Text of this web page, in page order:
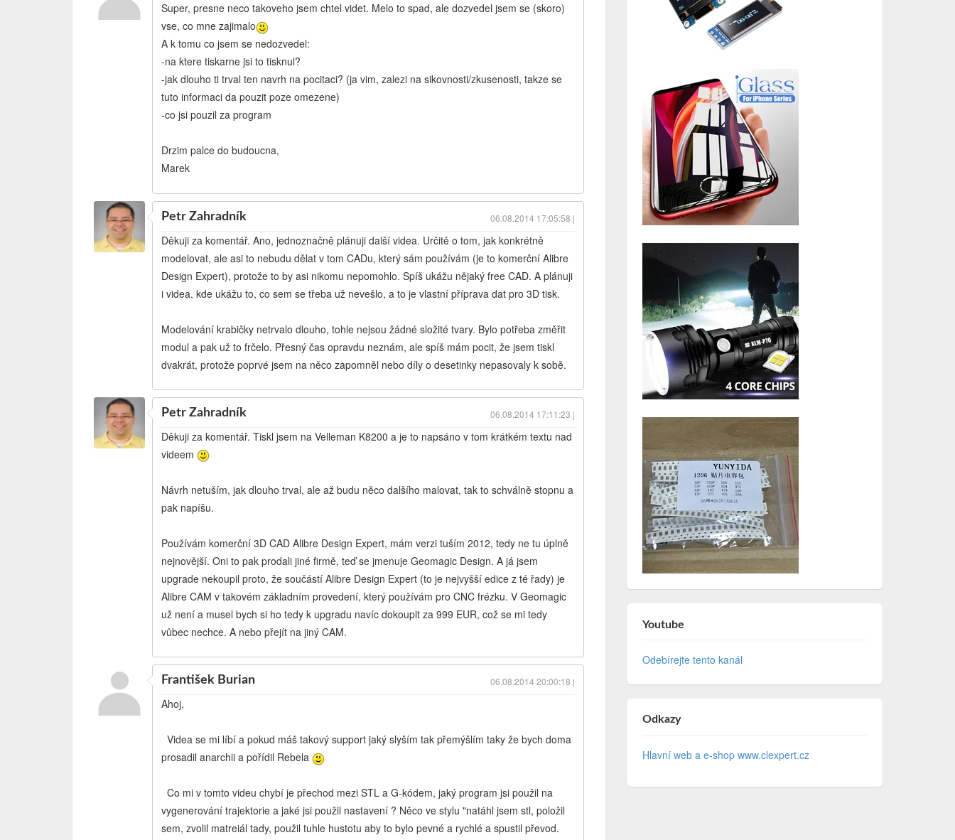
Super, presne neco takoveho jsem chtel videt. Melo to spad, ale dozvedel jsem se (skoro)
vse, co mne zajimalo
A k tomu co jsem se nedozvedel:
-na ktere tiskarne jsi to tisknul?
-jak dlouho ti trval ten navrh na pocitaci? (ja vim, zalezi na sikovnosti/zkusenosti, takze se
tuto informaci da pouzit poze omezene)
-co jsi pouzil za program
Drzim palce do budoucna,
Marek
Petr Zahradník 06.08.2014 17:05:58 |
Děkuji za komentář. Ano, jednoznačně plánuji další videa. Určitě o tom, jak konkrétně
modelovat, ale asi to nebudu dělat v tom CADu, který sám používám (je to komerční Alibre
Design Expert), protože to by asi nikomu nepomohlo. Spíš ukážu nějaký free CAD. A plánuji
i videa, kde ukážu to, co sem se třeba už nevešlo, a to je vlastní příprava dat pro 3D tisk.
Modelování krabičky netrvalo dlouho, tohle nejsou žádné složité tvary. Bylo potřeba změřit
modul a pak už to frčelo. Přesný čas opravdu neznám, ale spíš mám pocit, že jsem tiskl
dvakrát, protože poprvé jsem na něco zapomněl nebo díly o desetinky nepasovaly k sobě.
Petr Zahradník 06.08.2014 17:11:23 |
Děkuji za komentář. Tiskl jsem na Velleman K8200 a je to napsáno v tom krátkém textu nad
videem
Návrh netuším, jak dlouho trval, ale až budu něco dalšího malovat, tak to schválně stopnu a
pak napíšu.
Používám komerční 3D CAD Alibre Design Expert, mám verzi tuším 2012, tedy ne tu úplně
nejnovější. Oni to pak prodali jiné firmě, teď se jmenuje Geomagic Design. A já jsem
upgrade nekoupil proto, že součástí Alibre Design Expert (to je nejvyšší edice z té řady) je
Alibre CAM v takovém základním provedení, který používám pro CNC frézku. V Geomagic
už není a musel bych si ho tedy k upgradu navíc dokoupit za 999 EUR, což se mi tedy
vůbec nechce. A nebo přejít na jiný CAM.
František Burian 06.08.2014 20:00:18 |
Ahoj,
Videa se mi líbí a pokud máš takový support jaký slyším tak přemýšlím taky že bych doma
prosadil anarchii a pořídil Rebela
Co mi v tomto videu chybí je přechod mezi STL a G-kódem, jaký program jsi použil na
vygenerování trajektorie a jaké jsi použil nastavení ? Něco ve stylu "natáhl jsem stl, položil
sem, zvolil matreiál tady, použil tuhle hustotu aby to bylo pevné a rychlé a spustil převod.
Youtube
Odebírejte tento kanál
Odkazy
Hlavní web a e-shop www.clexpert.cz